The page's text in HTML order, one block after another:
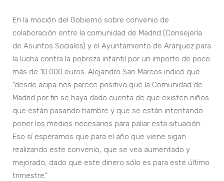
En la moción del Gobierno sobre convenio de
colaboración entre la comunidad de Madrid (Consejería
de Asuntos Sociales) y el Ayuntamiento de Aranjuez para
la lucha contra la pobreza infantil por un importe de poco
más de 10.000 euros. Alejandro San Marcos indicó que
“desde acipa nos parece positivo que la Comunidad de
Madrid por fin se haya dado cuenta de que existen niños
que están pasando hambre y que se están intentando
poner los medios necesarios para paliar esta situación.
Eso sí esperamos que para el año que viene sigan
realizando este convenio, que se vea aumentado y
mejorado, dado que este dinero sólo es para este último
trimestre.”